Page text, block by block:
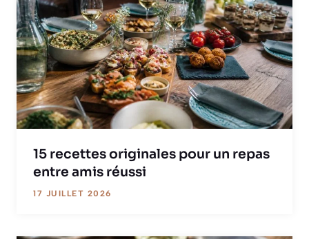
15 recettes originales pour un repas
entre amis réussi
17 JUILLET 2026